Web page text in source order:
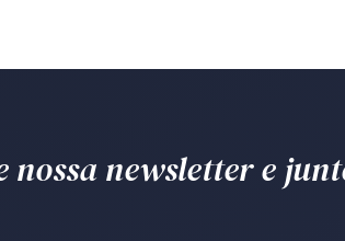
nossa newsletter e